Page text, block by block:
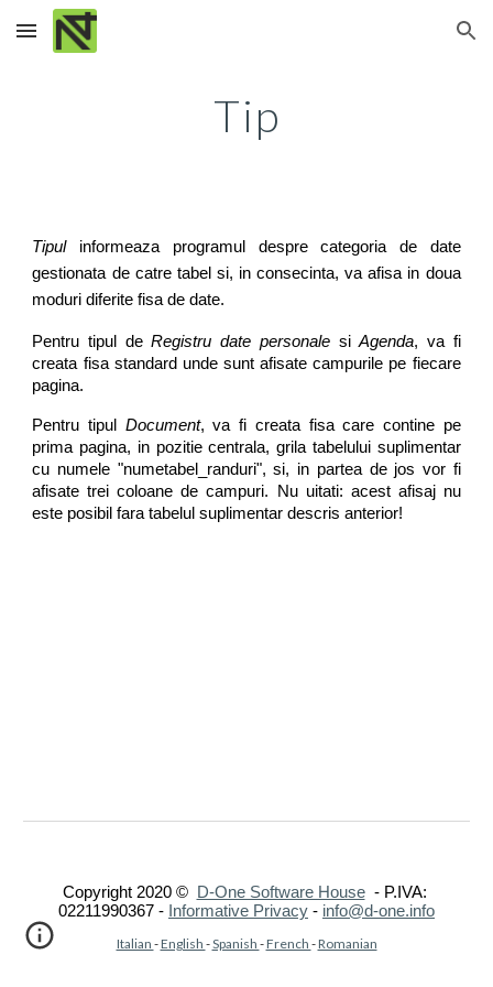
Skip to main content Skip to navigation
Tip
Tipulinformeaza programul despre categoria de date
gestionata de catre tabel si, in consecinta, va afisa in doua
moduri diferite fisa de date.
Pentru tipul deRegistru date personalesiAgenda, va fi
creata fisa standard unde sunt afisate campurile pe fiecare
pagina.
Pentru tipul Document, va fi creata fisa care contine pe
prima pagina, in pozitie centrala, grila tabelului suplimentar
cu numele "numetabel_randuri", si, in partea de jos vor fi
afisate trei coloane de campuri. Nu uitati: acest afisaj nu
este posibil fara tabelul suplimentar descris anterior!
Copyright 2020 © D-One Software House
  - P.IVA:
02211990367 - Informative Privacy - info@d-one.info
Italian - English - Spanish - French - Romanian